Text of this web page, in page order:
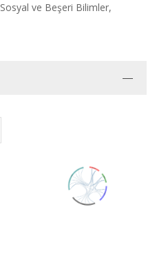
Sosyal ve Beşeri Bilimler,